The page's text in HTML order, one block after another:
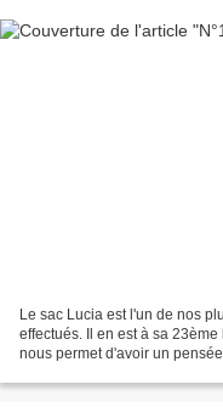
Le sac Lucia est l'un de nos
effectués. Il en est à sa
nous permet d'avoir un